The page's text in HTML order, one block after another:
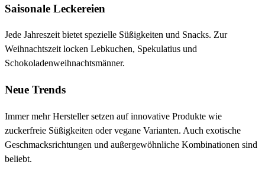
Saisonale Leckereien
Jede Jahreszeit bietet spezielle Süßigkeiten und Snacks. Zur
Weihnachtszeit locken Lebkuchen, Spekulatius und
Schokoladenweihnachtsmänner.
Neue Trends
Immer mehr Hersteller setzen auf innovative Produkte wie
zuckerfreie Süßigkeiten oder vegane Varianten. Auch exotische
Geschmacksrichtungen und außergewöhnliche Kombinationen sind
beliebt.